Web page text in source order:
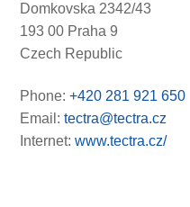
Domkovska 2342/43
193 00 Praha 9
Czech Republic
Phone:+420 281 921 650
Email:tectra@tectra.cz
Internet:www.tectra.cz/